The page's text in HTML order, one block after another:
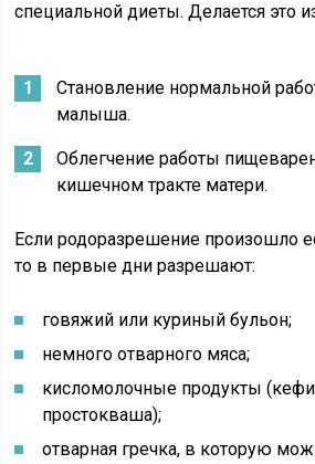
специальной диеты. Делается это
Становление нормальной
малыша.
Облегчение работы
кишечном тракте матери.
Если родоразрешение произошло
то в первые дни разрешают:
говяжий или куриный бульон;
немного отварного мяса;
кисломолочные продукты
простокваша);
отварная гречка, в которую